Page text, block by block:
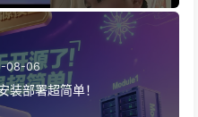
08-06
装部署超简单！